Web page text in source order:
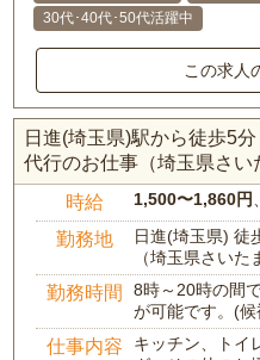
30代･40代･50代活躍中
この求人
日進(埼玉県)駅から徒歩5
代行のお仕事（埼玉県さい
時給 1,500〜1,860円
勤務地
日進(埼玉県) 徒
（埼玉県さいた
勤務時間
8時～20時の間
が可能です。(
仕事内容
キッチン、トイ